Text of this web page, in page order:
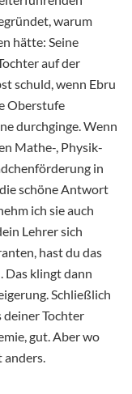
warum
hätte: Seine
auf der
schuld, wenn Ebru
Oberstufe
durchginge. Wenn
Mathe-, Physik-
in
schöne Antwort
ich sie auch
Lehrer sich
hast du das
Das klingt dann
Schließlich
deiner Tochter
gut. Aber wo
anders.